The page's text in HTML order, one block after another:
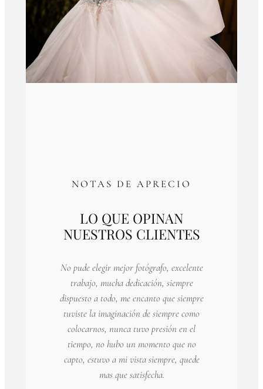
NOTAS DE APRECIO
LO QUE OPINAN
NUESTROS CLIENTES
No pude elegir mejor fotógrafo, excelente
trabajo, mucha dedicación, siempre
dispuesto a todo, me encanto que siempre
tuviste la imaginación de siempre como
colocarnos, nunca tuvo presión en el
tiempo, no hubo un momento que no
capto, estuvo a mi vista siempre, quede
mas que satisfecha.